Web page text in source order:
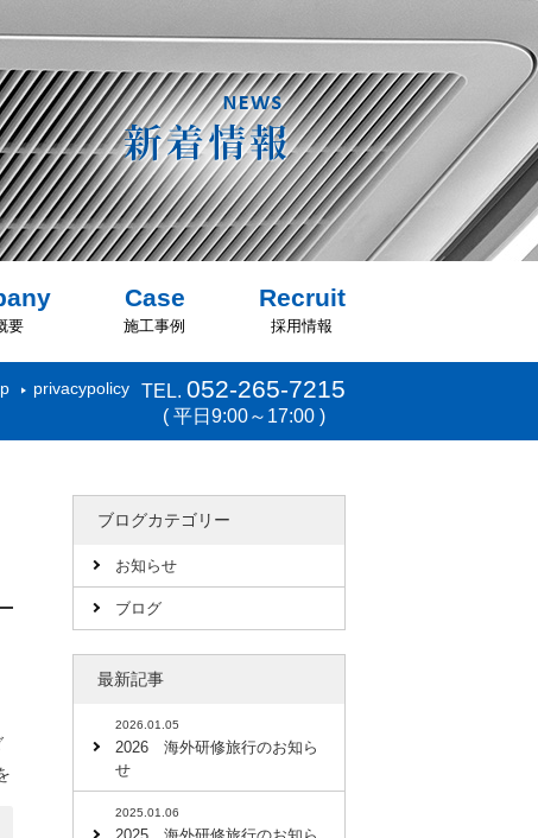
要
Case
施工事例
Recruit
採用情報
privacypolicy TEL. 052-265-7215
( 平日9:00～17:00 )
ブログカテゴリー
お知らせ
ブログ
最新記事
2026.01.05
2026 海外研修旅行のお知ら
せ
2025.01.06